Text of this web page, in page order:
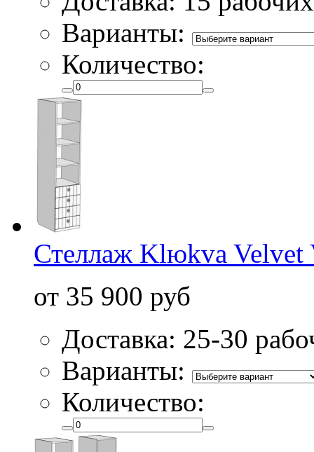
Варианты:
Количество:
Стеллаж Klюkva Velvet
от 35 900 руб
Доставка: 25-30
Варианты:
Количество: